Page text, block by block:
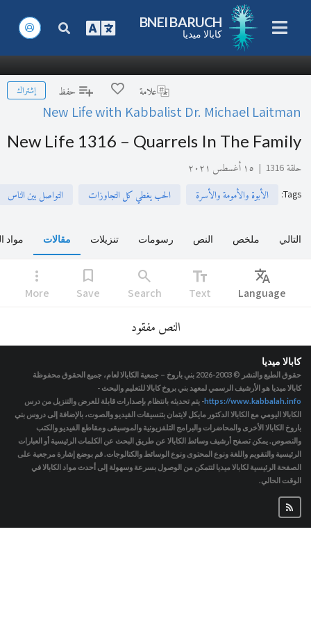
BNEI BARUCH
كابالا ميديا
علامة حفظ إشتراك
New Life with Kabbalist Dr. Michael Laitman
New Life 1316 – Quarrels In The Family
حلقة 1316 | ١٥ أغسطس ٢٠٢١
Tags
: الأبوة والأمومة والأسرة الحب يغطي كل التجاوزات التواصل بين الناس
التالي ملخص النص رسومات تنزيلات مقالات مواد
Translate
Language
text_fields
Text
search
Search
bookmark
Save
more_vert
More
النص مفقود
كابالا ميديا
حقوق الطبع والنشر © 2003-2026
بني باروخ – جمعية الكابالا لعام، جميع الحقوق محفوظة
كابالا ميديا هو الأرشيف الرسمي لمعهد بني بروخ كابالا للتعليم والبحث -
https://www.kabbalah.info- يتم تحديثه بانتظام بإصدارات قابلة للعرض والتنزيل من درس
الكابالا اليومي مع الكابالا الدكتور مايكل لايتمان بتنسيقات الفيديو والصوت، بالإضافة إلى دروس بني
باروخ الكابالا الأخرى والمحاضرات والبرامج التلفزيونية والموسيقى ومقاطع الفيديو والكتب
والنصوص. يمكن تصفح أرشيف وسائط الكابالا عن طريق البحث عن الكلمات الرئيسية أو العبارات
الرئيسية والتقويم واللغة ونوع المحتوى ونوع الوسائط والكتالوجات. قم بوضع إشارة مرجعية على
الصفحة الرئيسية لكابالا ميديا لتتمكن من الوصول بسرعة وسهولة إلى أحدث مواد الكابالا في
الوقت الحالي.